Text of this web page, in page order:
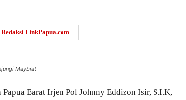
Redaksi LinkPapua.com
Maybrat
Papua Barat Irjen Pol Johnny Eddizon Isir, S.I.K,